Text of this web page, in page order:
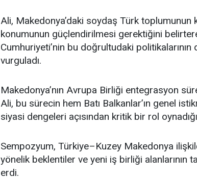
Ali, Makedonya’daki soydaş Türk toplumunun
konumunun güçlendirilmesi gerektiğini
Cumhuriyeti’nin bu doğrultudaki politikalarının
vurguladı.
Makedonya’nın Avrupa Birliği entegrasyon
Ali, bu sürecin hem Batı Balkanlar’ın genel
siyasi dengeleri açısından kritik bir rol
Sempozyum, Türkiye–Kuzey Makedonya
yönelik beklentiler ve yeni iş birliği alanlarının
erdi.